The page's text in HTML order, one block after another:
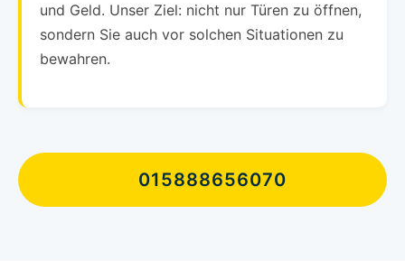
und Geld. Unser Ziel: nicht nur Türen zu öffnen,
sondern Sie auch vor solchen Situationen zu
bewahren.
015888656070